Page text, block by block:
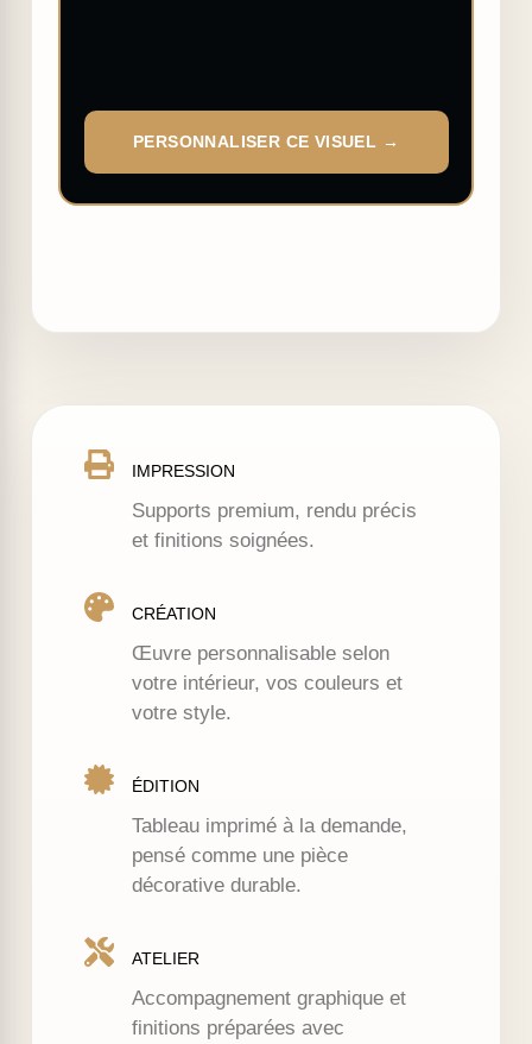
PERSONNALISER CE VISUEL →
IMPRESSION
Supports premium, rendu précis
et finitions soignées.
CRÉATION
Œuvre personnalisable selon
votre intérieur, vos couleurs et
votre style.
ÉDITION
Tableau imprimé à la demande,
pensé comme une pièce
décorative durable.
ATELIER
Accompagnement graphique et
finitions préparées avec